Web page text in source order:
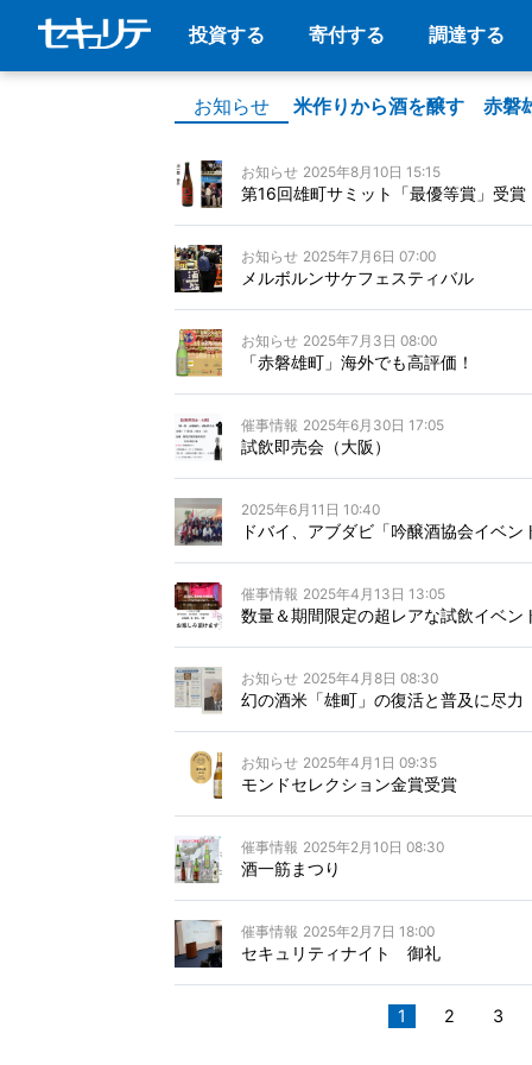
投資する 寄付する 調達する
お知らせ 米作りから酒を醸す 赤磐
お知らせ 2025年8月10日 15:15
第16回雄町サミット「最優等賞」受賞
お知らせ 2025年7月6日 07:00
メルボルンサケフェスティバル
お知らせ 2025年7月3日 08:00
「赤磐雄町」海外でも高評価！
催事情報 2025年6月30日 17:05
試飲即売会（大阪）
2025年6月11日 10:40
ドバイ、アブダビ「吟醸酒協会イベン
催事情報 2025年4月13日 13:05
数量＆期間限定の超レアな試飲イベン
お知らせ 2025年4月8日 08:30
幻の酒米「雄町」の復活と普及に尽力
お知らせ 2025年4月1日 09:35
モンドセレクション金賞受賞
催事情報 2025年2月10日 08:30
酒一筋まつり
催事情報 2025年2月7日 18:00
セキュリティナイト 御礼
1 2 3